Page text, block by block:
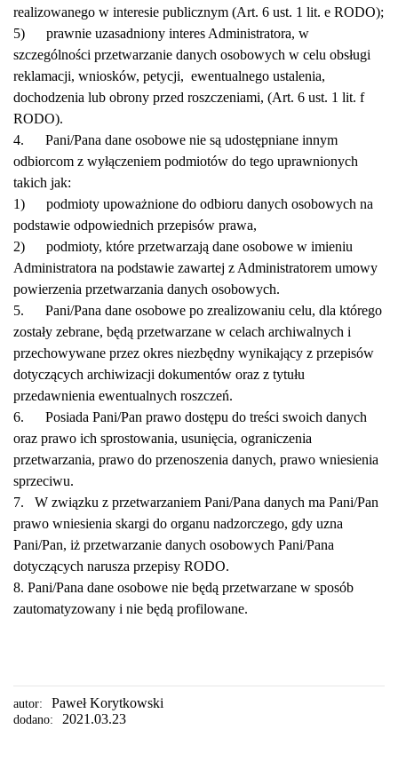
realizowanego w interesie publicznym (Art. 6 ust. 1 lit. e RODO);
5) prawnie uzasadniony interes Administratora, w
szczególności przetwarzanie danych osobowych w celu obsługi
reklamacji, wniosków, petycji, ewentualnego ustalenia,
dochodzenia lub obrony przed roszczeniami, (Art. 6 ust. 1 lit. f
RODO).
4. Pani/Pana dane osobowe nie są udostępniane innym
odbiorcom z wyłączeniem podmiotów do tego uprawnionych
takich jak:
1) podmioty upoważnione do odbioru danych osobowych na
podstawie odpowiednich przepisów prawa,
2) podmioty, które przetwarzają dane osobowe w imieniu
Administratora na podstawie zawartej z Administratorem umowy
powierzenia przetwarzania danych osobowych.
5. Pani/Pana dane osobowe po zrealizowaniu celu, dla którego
zostały zebrane, będą przetwarzane w celach archiwalnych i
przechowywane przez okres niezbędny wynikający z przepisów
dotyczących archiwizacji dokumentów oraz z tytułu
przedawnienia ewentualnych roszczeń.
6. Posiada Pani/Pan prawo dostępu do treści swoich danych
oraz prawo ich sprostowania, usunięcia, ograniczenia
przetwarzania, prawo do przenoszenia danych, prawo wniesienia
sprzeciwu.
7. W związku z przetwarzaniem Pani/Pana danych ma Pani/Pan
prawo wniesienia skargi do organu nadzorczego, gdy uzna
Pani/Pan, iż przetwarzanie danych osobowych Pani/Pana
dotyczących narusza przepisy RODO.
8. Pani/Pana dane osobowe nie będą przetwarzane w sposób
zautomatyzowany i nie będą profilowane.
autor: Paweł Korytkowski
dodano: 2021.03.23